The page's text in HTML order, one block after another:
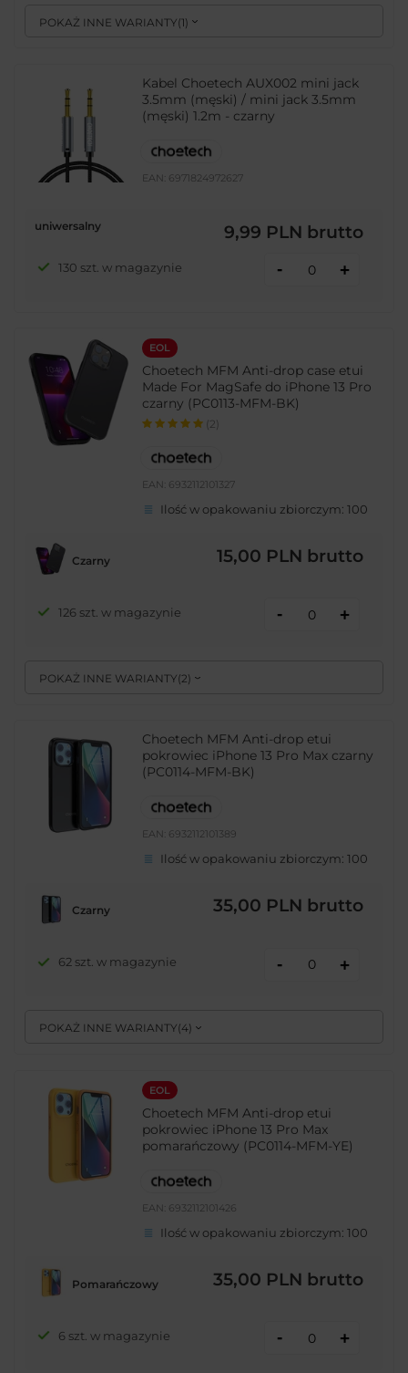
POKAŻ INNE WARIANTY( 1)
Kabel Choetech AUX002 mini jack
3.5mm (męski) / mini jack 3.5mm
(męski) 1.2m - czarny
EAN: 6971824972627
uniwersalny 9,99 PLN brutto
130 szt. w magazynie - +
EOL
Choetech MFM Anti-drop case etui
Made For MagSafe do iPhone 13 Pro
czarny (PC0113-MFM-BK)
(2)
EAN: 6932112101327
Ilość w opakowaniu zbiorczym:100
POKAŻ INNE WARIANTY(2)
Czarny 15,00 PLN brutto
126 szt. w magazynie - +
Choetech MFM Anti-drop etui
pokrowiec iPhone 13 Pro Max czarny
(PC0114-MFM-BK)
EAN: 6932112101389
Ilość w opakowaniu zbiorczym:100
POKAŻ INNE WARIANTY(4)
Czarny 35,00 PLN brutto
62 szt. w magazynie - +
EOL
Choetech MFM Anti-drop etui
pokrowiec iPhone 13 Pro Max
pomarańczowy (PC0114-MFM-YE)
EAN: 6932112101426
Ilość w opakowaniu zbiorczym:100
Pomarańczowy 35,00 PLN brutto
6 szt. w magazynie - +